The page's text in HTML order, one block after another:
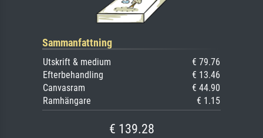
Sammanfattning
Utskrift & medium
€ 79.76
Efterbehandling
€ 13.46
Canvasram
€ 44.90
Ramhängare
€ 1.15
€ 139.28